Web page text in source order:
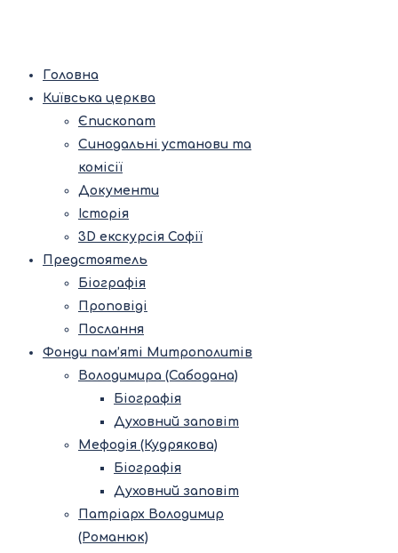
Головна
Київська церква
Єпископат
Синодальні установи та
комісії
Документи
Історія
3D екскурсія Софії
Предстоятель
Біографія
Проповіді
Послання
Фонди пам’яті Митрополитів
Володимира (Сабодана)
Біографія
Духовний заповіт
Мефодія (Кудрякова)
Біографія
Духовний заповіт
Патріарх Володимир
(Романюк)